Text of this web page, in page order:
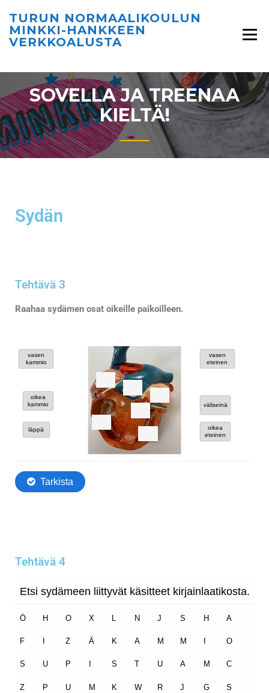
TURUN NORMAALIKOULUN
MINKKI-HANKKEEN
VERKKOALUSTA
SOVELLA JA TREENAA
KIELTÄ!
Sydän
Tehtävä 3
Raahaa sydämen osat oikeille paikoilleen.
Tehtävä 4